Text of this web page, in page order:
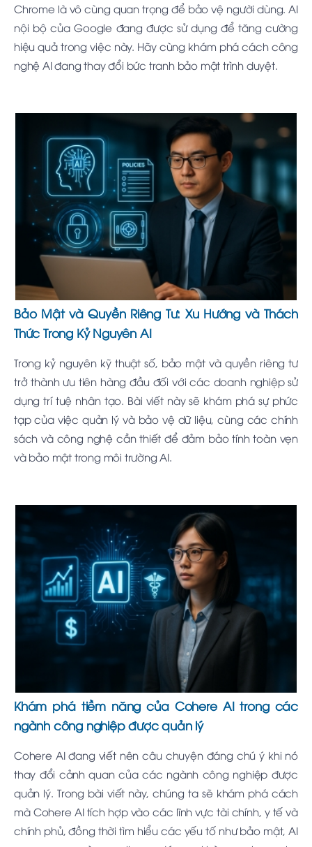
Chrome là vô cùng quan trọng để bảo vệ người dùng. AI
nội bộ của Google đang được sử dụng để tăng cường
hiệu quả trong việc này. Hãy cùng khám phá cách công
nghệ AI đang thay đổi bức tranh bảo mật trình duyệt.
Bảo Mật và Quyền Riêng Tư: Xu Hướng và Thách
Thức Trong Kỷ Nguyên AI
Trong kỷ nguyên kỹ thuật số, bảo mật và quyền riêng tư
trở thành ưu tiên hàng đầu đối với các doanh nghiệp sử
dụng trí tuệ nhân tạo. Bài viết này sẽ khám phá sự phức
tạp của việc quản lý và bảo vệ dữ liệu, cùng các chính
sách và công nghệ cần thiết để đảm bảo tính toàn vẹn
và bảo mật trong môi trường AI.
Khám phá tiềm năng của Cohere AI trong các
ngành công nghiệp được quản lý
Cohere AI đang viết nên câu chuyện đáng chú ý khi nó
thay đổi cảnh quan của các ngành công nghiệp được
quản lý. Trong bài viết này, chúng ta sẽ khám phá cách
mà Cohere AI tích hợp vào các lĩnh vực tài chính, y tế và
chính phủ, đồng thời tìm hiểu các yếu tố như bảo mật, AI